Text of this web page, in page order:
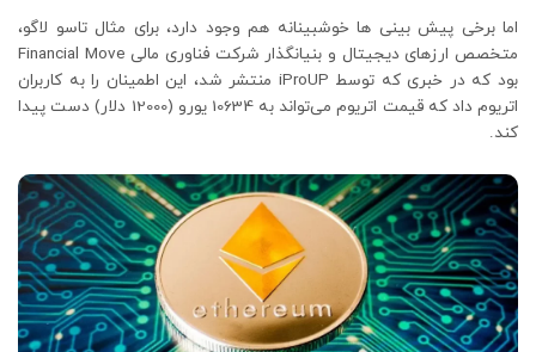
اما برخی پیش بینی ها خوشبینانه هم وجود دارد، برای مثال تاسو لاگو،
متخصص ارزهای دیجیتال و بنیانگذار شرکت فناوری مالی Financial Move
بود که در خبری که توسط iProUP منتشر شد، این اطمینان را به کاربران
اتریوم داد که قیمت اتریوم می‌تواند به 10634 یورو (12000 دلار) دست پیدا
کند.